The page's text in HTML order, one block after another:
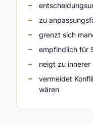
zu
grenzt sich
empfindlich für
neigt zu innerer
vermeidet
wären